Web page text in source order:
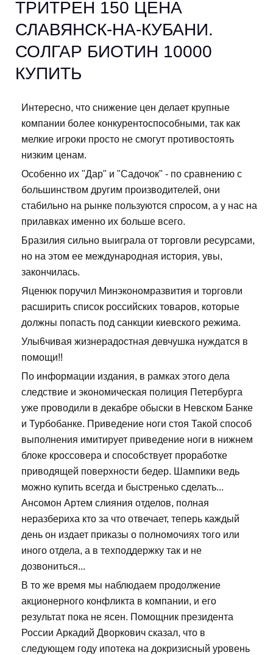
ТРИТРЕН 150 ЦЕНА
СЛАВЯНСК-НА-КУБАНИ.
СОЛГАР БИОТИН 10000
КУПИТЬ
Интересно, что снижение цен делает крупные
компании более конкурентоспособными, так как
мелкие игроки просто не смогут противостоять
низким ценам.
Особенно их "Дар" и "Садочок" - по сравнению с
большинством другим производителей, они
стабильно на рынке пользуются спросом, а у нас на
прилавках именно их больше всего.
Бразилия сильно выиграла от торговли ресурсами,
но на этом ее международная история, увы,
закончилась.
Яценюк поручил Минэкономразвития и торговли
расширить список российских товаров, которые
должны попасть под санкции киевского режима.
Улы6чивая жизнерадостная девчушка нуждатся в
помощи!!
По информации издания, в рамках этого дела
следствие и экономическая полиция Петербурга
уже проводили в декабре обыски в Невском Банке
и Турбобанке. Приведение ноги стоя Такой способ
выполнения имитирует приведение ноги в нижнем
блоке кроссовера и способствует проработке
приводящей поверхности бедер. Шампики ведь
можно купить всегда и быстренько сделать...
Ансомон Артем слияния отделов, полная
неразбериха кто за что отвечает, теперь каждый
день он издает приказы о полномочиях того или
иного отдела, а в техподдержку так и не
дозвониться...
В то же время мы наблюдаем продолжение
акционерного конфликта в компании, и его
результат пока не ясен. Помощник президента
России Аркадий Дворкович сказал, что в
следующем году ипотека на докризисный уровень